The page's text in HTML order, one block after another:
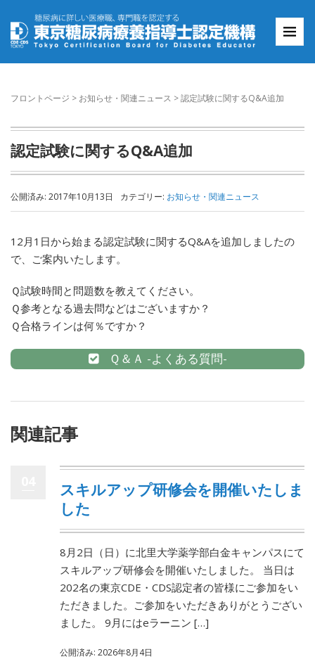
フロントページ > お知らせ・関連ニュース >認定試験に関するQ&A追加
認定試験に関するQ&A追加
公開済み: 2017年10月13日 カテゴリー: お知らせ・関連ニュース
12月1日から始まる認定試験に関するQ&Aを追加しましたの
で、ご案内いたします。
Ｑ試験時間と問題数を教えてください。
Ｑ参考となる過去問などはございますか？
Ｑ合格ラインは何％ですか？
Ｑ＆Ａ -よくある質問-
関連記事
スキルアップ研修会を開催いたしま
した
8月2日（日）に北里大学薬学部白金キャンパスにて
スキルアップ研修会を開催いたしました。 当日は
202名の東京CDE・CDS認定者の皆様にご参加をい
ただきました。ご参加をいただきありがとうござい
ました。 9月にはeラーニン […]
公開済み: 2026年8月4日